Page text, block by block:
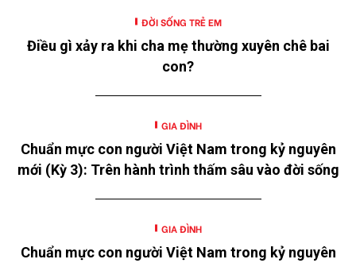
ĐỜI SỐNG TRẺ EM
Điều gì xảy ra khi cha mẹ thường xuyên chê bai
con?
GIA ĐÌNH
Chuẩn mực con người Việt Nam trong kỷ nguyên
mới (Kỳ 3): Trên hành trình thấm sâu vào đời sống
GIA ĐÌNH
Chuẩn mực con người Việt Nam trong kỷ nguyên